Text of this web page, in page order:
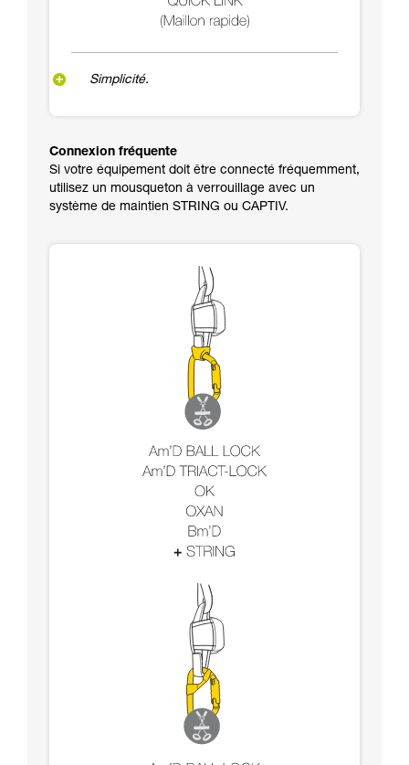
Simplicité.
Connexion fréquente
Si votre équipement doit être connecté fréquemment,
utilisez un mousqueton à verrouillage avec un
système de maintien STRING ou CAPTIV.